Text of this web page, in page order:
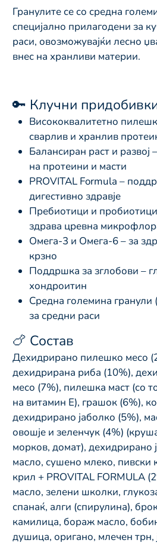
Гранулите се со средна
специјално прилагодени за
раси, овозможувајќи лесно
внес на хранливи материи.
🔑 Клучни
Висококвалитетно
сварлив и хранлив
Балансиран раст и развој
на протеини и масти
PROVITAL Formula –
дигестивно здравје
Пребиотици и
здрава цревна
Омега-3 и Омега-6 – за
крзно
Поддршка за зглобови –
хондроитин
Средна големина гранули
за средни раси
🍗 Состав
Дехидрирано пилешко месо
дехидрирана риба (10%),
месо (7%), пилешка маст (со
на витамин Е), грашок (6%),
дехидрирано јаболко (5%),
овошје и зеленчук (4%)
морков, домат), дехидрирано
масло, сушено млеко, пивски
крил + PROVITAL FORMULA
масло, зелени школки,
спанаќ, алги (спирулина),
камилица, бораж масло,
душица, оригано, млечен трн,